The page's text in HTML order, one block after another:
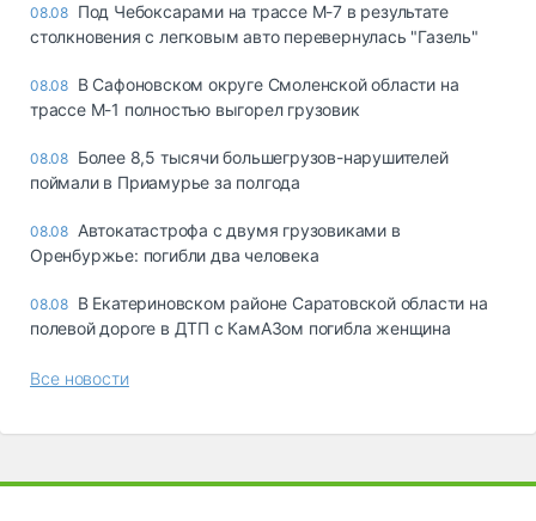
08.08 Под Чебоксарами на трассе М-7 в результате
столкновения с легковым авто перевернулась "Газель"
08.08 В Сафоновском округе Смоленской области на
трассе М-1 полностью выгорел грузовик
08.08 Более 8,5 тысячи большегрузов-нарушителей
поймали в Приамурье за полгода
08.08 Автокатастрофа с двумя грузовиками в
Оренбуржье: погибли два человека
08.08 В Екатериновском районе Саратовской области на
полевой дороге в ДТП с КамАЗом погибла женщина
Все новости